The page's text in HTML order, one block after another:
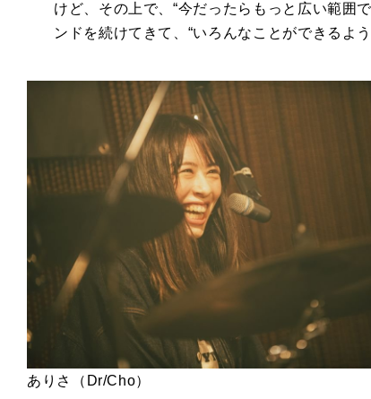
けど、その上で、“今だったらもっと広い範囲
ンドを続けてきて、“いろんなことができるよ
ありさ（Dr/Cho）